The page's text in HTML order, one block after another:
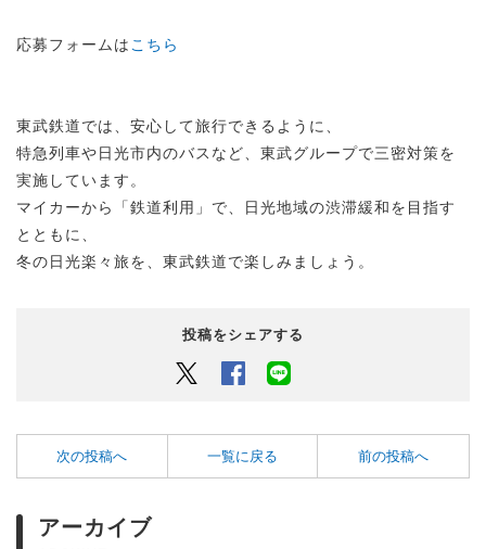
応募フォームは こちら
東武鉄道では、安心して旅行できるように、
特急列車や日光市内のバスなど、東武グループで三密対策を
実施しています。
マイカーから「鉄道利用」で、日光地域の渋滞緩和を目指す
とともに、
冬の日光楽々旅を、東武鉄道で楽しみましょう。
投稿をシェアする
Twitter Facebook
次の投稿へ 一覧に戻る 前の投稿へ
アーカイブ